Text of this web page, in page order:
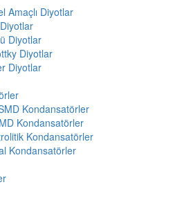
Amaçlı Diyotlar
Diyotlar
Diyotlar
Diyotlar
Diyotlar
Kondansatörler
Kondansatörler
Kondansatörler
Kondansatörler